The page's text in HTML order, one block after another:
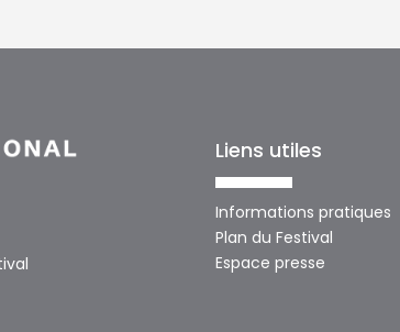
Liens utiles
Informations pratiques
Plan du Festival
Espace presse